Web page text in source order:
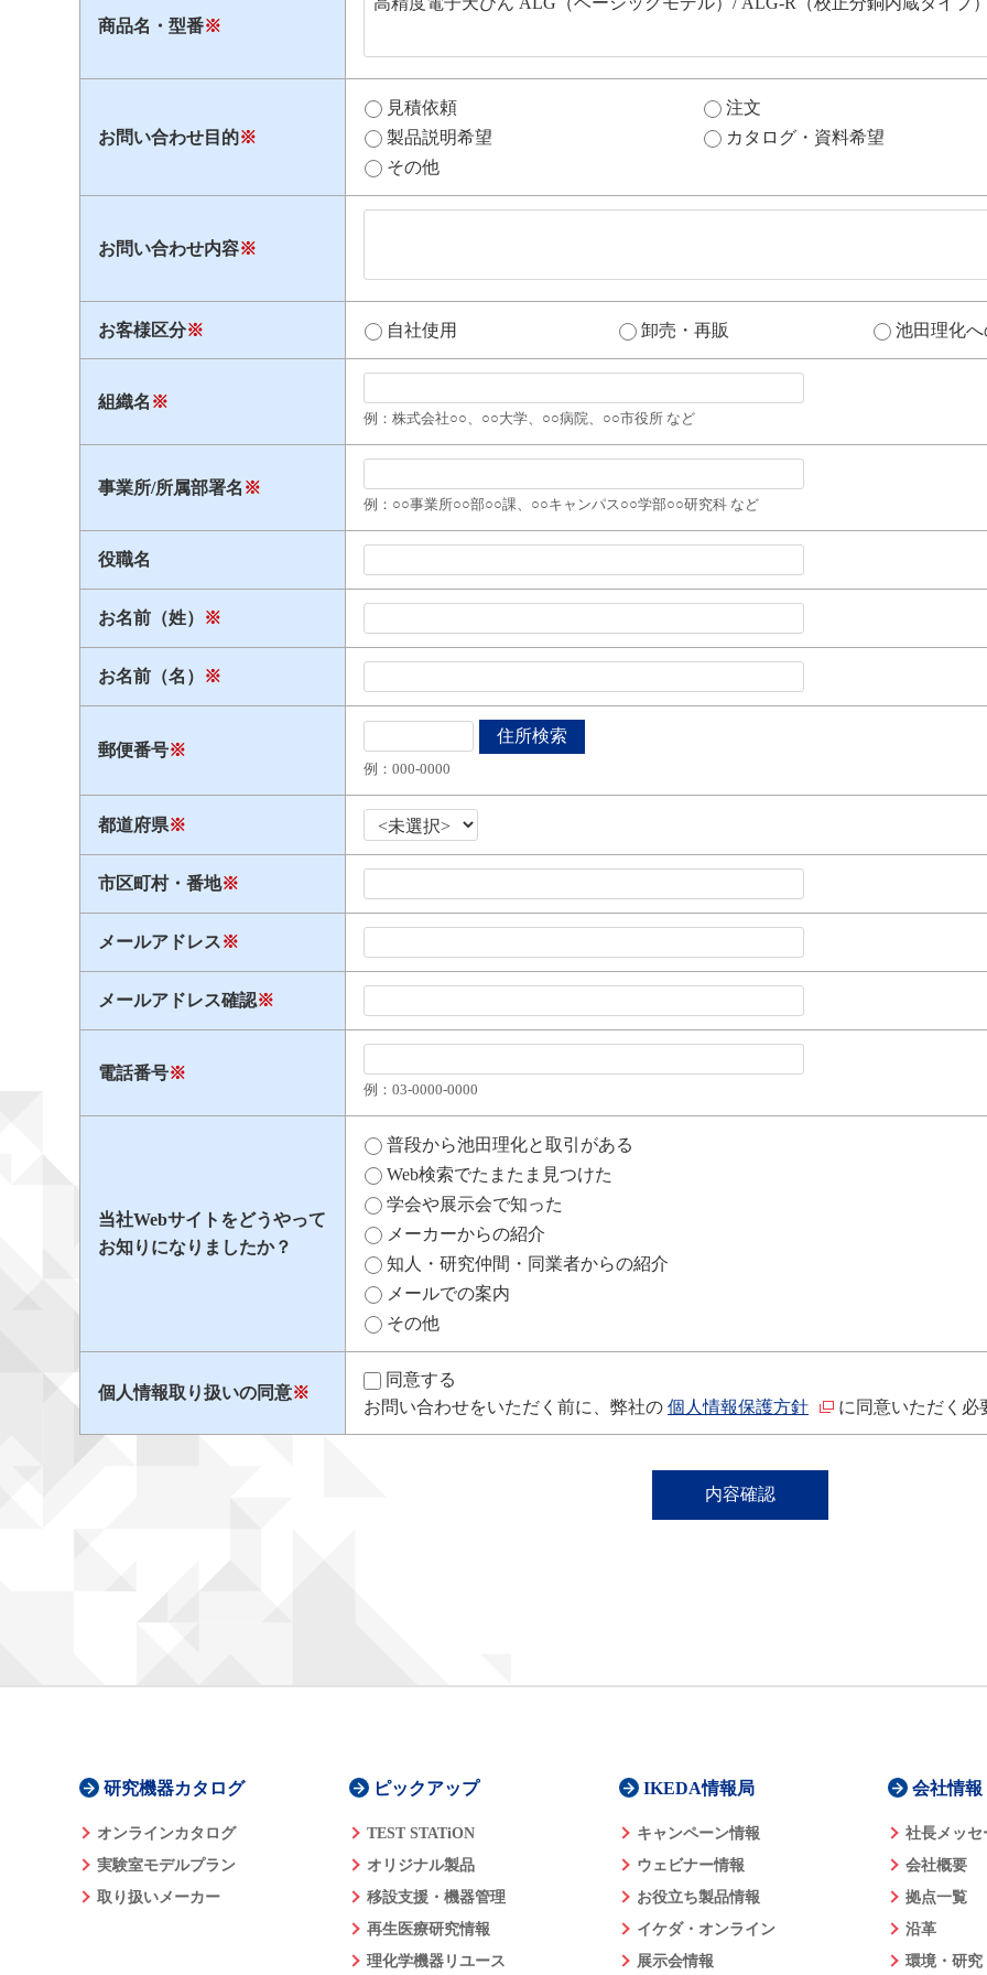
商品名・型番※
お問い合わせ目的※
見積依頼 注文
製品説明希望
カタログ・資料希望
その他
お問い合わせ内容※
お客様区分※ 自社使用 卸売・再販 池田理化へ
組織名 ※
例：株式会社○○、○○大学、○○病院、○○市役所 など
事業所/所属部署名 ※
例：○○事業所○○部○○課、○○キャンパス○○学部○○研究科 など
役職名
お名前（姓） ※
お名前（名） ※
郵便番号※
例：000​-​0000
都道府県※
市区町村・番地※
メールアドレス※
メールアドレス確認※
電話番号※
例：03​-​0000​-​0000
当社Webサイトをどうやって
お知りになりましたか？
普段から池田理化と取引がある
Web検索でたまたま見つけた
学会や展示会で知った
メーカーからの紹介
知人・研究仲間・同業者からの紹介
メールでの案内
その他
個人情報取り扱いの同意※
同意する
お問い合わせをいただく前に、弊社の 個人情報保護方針 に同意いただく必
研究機器カタログ
オンラインカタログ
実験室モデルプラン
取り扱いメーカー
ピックアップ
TEST STATiON
オリジナル製品
移設支援・機器管理
再生医療研究情報
理化学機器リユース
IKEDA情報局
キャンペーン情報
ウェビナー情報
お役立ち製品情報
イケダ・オンライン
展示会情報
会社情報
社長メッセ
会社概要
拠点一覧
沿革
環境・研究